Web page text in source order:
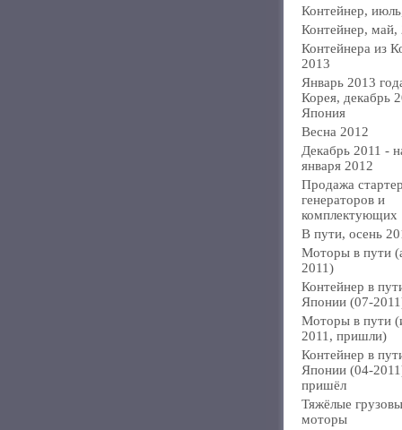
Контейнер,
Контейнер, май,
Контейнера из
2013
Январь 2013
Корея, декабрь
Япония
Весна 2012
Декабрь 2011 -
января 2012
Продажа
генераторов и
комплектующих
В пути, осень
Моторы в пути
2011)
Контейнер в
Японии (07-
Моторы в пути
2011, пришли)
Контейнер в
Японии (04-
пришёл
Тяжёлые
моторы